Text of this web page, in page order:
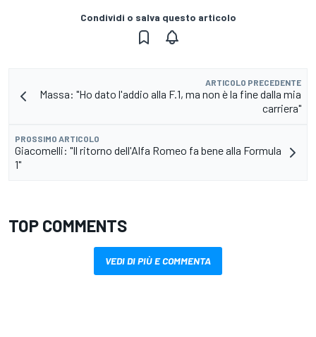
Condividi o salva questo articolo
ARTICOLO PRECEDENTE
Massa: "Ho dato l'addio alla F.1, ma non è la fine dalla mia
carriera"
PROSSIMO ARTICOLO
Giacomelli: "Il ritorno dell'Alfa Romeo fa bene alla Formula
1"
TOP COMMENTS
VEDI DI PIÙ E COMMENTA